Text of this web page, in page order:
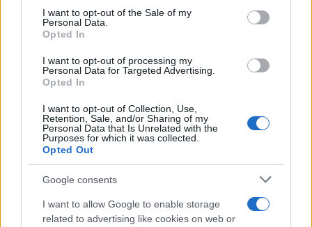
consent section.
I want to opt-out of the Sale of my
Personal Data.
Opted In
I want to opt-out of processing my
Personal Data for Targeted Advertising.
Opted In
I want to opt-out of Collection, Use,
Retention, Sale, and/or Sharing of my
Personal Data that Is Unrelated with the
Purposes for which it was collected.
Opted Out
Google consents
I want to allow Google to enable storage
related to advertising like cookies on web or
Continua a leggere